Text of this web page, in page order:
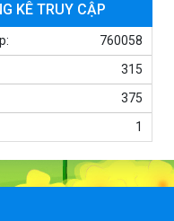
Xe ô tô điện trẻ
em BPD-702
1.530.000 ₫
trẻ em FE-188
520.000 ₫
750.000 ₫
KÊ TRUY CẬP
760058
315
375
1